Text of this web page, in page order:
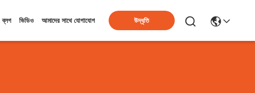
ব্লগ ভিডিও আমাদের সাথে যোগাযোগ উদ্ধৃতি